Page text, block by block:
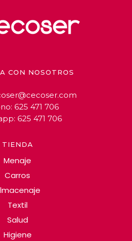
CON NOSOTROS
625 471 706
625 471 706
TIENDA
Menaje
Carros
Textil
Salud
Higiene